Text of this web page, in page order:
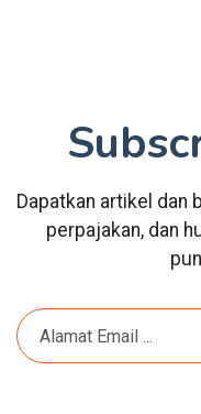
Dapatkan artikel dan
perpajakan, dan